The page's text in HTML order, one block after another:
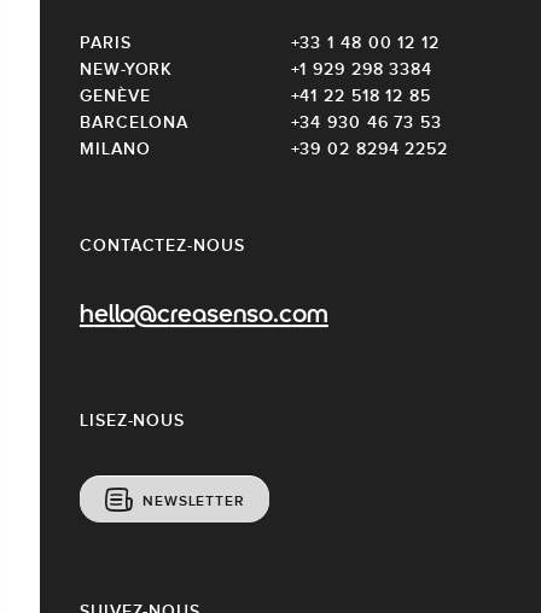
CONTACTEZ-NOUS
hello@creasenso.com
LISEZ-NOUS
NEWSLETTER
PARIS
+33 1 48 00 12 12
NEW-YORK
+1 929 298 3384
GENÈVE
+41 22 518 12 85
BARCELONA
+34 930 46 73 53
MILANO
+39 02 8294 2252